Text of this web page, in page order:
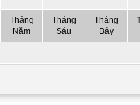
Tháng
Năm
Tháng
Sáu
Tháng
Bảy